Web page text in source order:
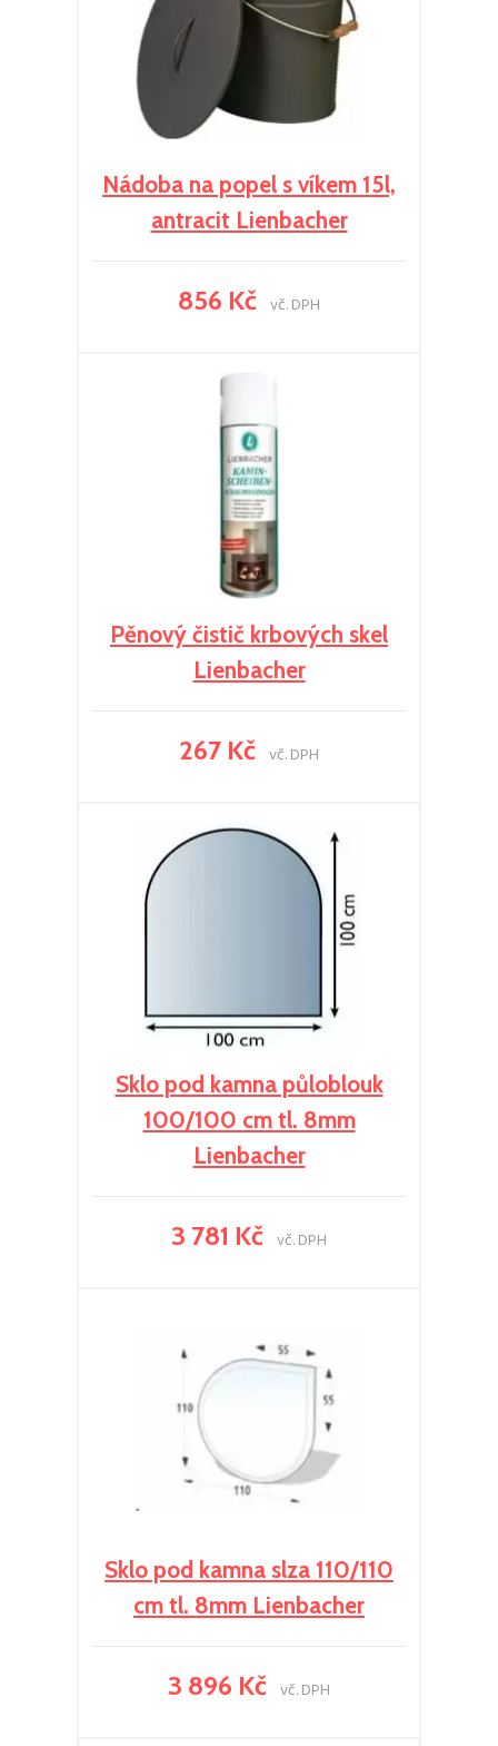
Nádoba na popel s víkem 15l,
antracit Lienbacher
856 Kč vč. DPH
Pěnový čistič krbových skel
Lienbacher
267 Kč vč. DPH
Sklo pod kamna půloblouk
100/100 cm tl. 8mm
Lienbacher
3 781 Kč vč. DPH
Sklo pod kamna slza 110/110
cm tl. 8mm Lienbacher
3 896 Kč vč. DPH